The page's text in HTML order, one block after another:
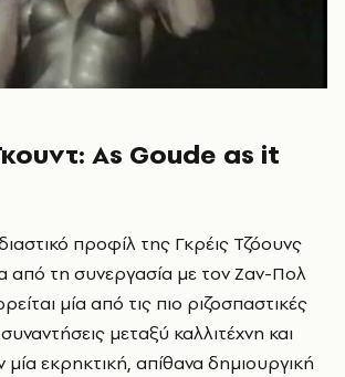
As Goude as it
τη συνεργασία με τον Ζαν-Πολ
μία από τις πιο ριζοσπαστικές
μεταξύ καλλιτέχνη και
μία εκρηκτική, απίθανα δημιουργική